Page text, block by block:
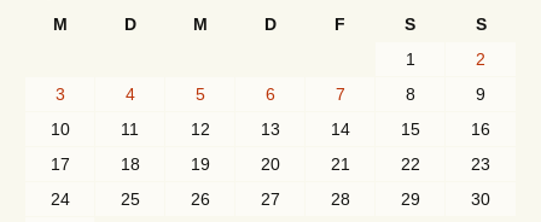
M
D M D F S
S
1
2
3
4 5 6 7 8
9
10
11 12 13 14 15
16
17
18 19 20 21 22
23
24
25 26 27 28 29
30